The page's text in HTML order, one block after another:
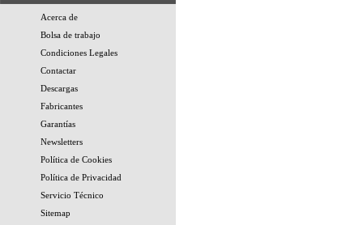
Acerca de
Bolsa de trabajo
Condiciones Legales
Contactar
Descargas
Fabricantes
Garantías
Newsletters
Política de Cookies
Política de Privacidad
Servicio Técnico
Sitemap